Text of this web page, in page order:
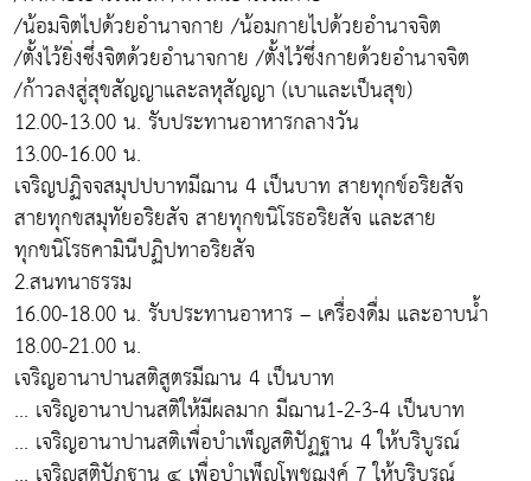
/น้อมจิตไปด้วยอำนาจกาย /น้อมกายไปด้วยอำนาจจิต
/ตั้งไว้ยิ่งซึ่งจิตด้วยอำนาจกาย /ตั้งไว้ซึ่งกายด้วยอำนาจจิต
/ก้าวลงสู่สุขสัญญาและลหุสัญญา (เบาและเป็นสุข)
12.00-13.00 น. รับประทานอาหารกลางวัน
13.00-16.00 น.
เจริญปฏิจจสมุปปบาทมีฌาน 4 เป็นบาท สายทุกข์อริยสัจ
สายทุกขสมุทัยอริยสัจ สายทุกขนิโรธอริยสัจ และสาย
ทุกขนิโรธคามินีปฏิปทาอริยสัจ
2.สนทนาธรรม
16.00-18.00 น. รับประทานอาหาร – เครื่องดื่ม และอาบน้ำ
18.00-21.00 น.
เจริญอานาปานสติสูตรมีฌาน 4 เป็นบาท
... เจริญอานาปานสติให้มีผลมาก มีฌาน1-2-3-4 เป็นบาท
... เจริญอานาปานสติเพื่อบำเพ็ญสติปัฏฐาน 4 ให้บริบูรณ์